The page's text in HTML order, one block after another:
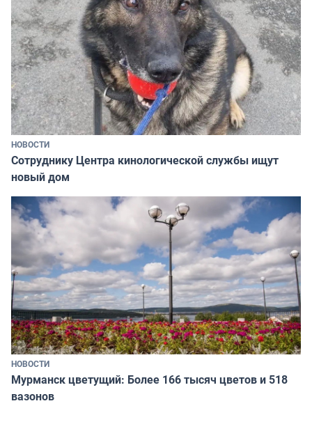
НОВОСТИ
Сотруднику Центра кинологической службы ищут
новый дом
НОВОСТИ
Мурманск цветущий: Более 166 тысяч цветов и 518
вазонов